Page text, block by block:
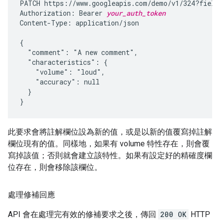
PATCH https://www.googleapis.com/demo/v1/
Authorization: Bearer your_auth_token
Content-Type: application/json
{
  "comment": "A new comment",
  "characteristics": {
    "volume": "loud",
    "accuracy": null
  }
}
此要求會將註解欄位設為新的值，或是以新的值覆寫掉註解
欄位現有的值。同樣地，如果有 volume 特性存在，則會覆
寫掉該值；否則就會建立該特性。如果有設定好的精確度欄
位存在，則會移除該欄位。
處理修補回應
API 會在處理完有效的修補要求之後，傳回 200 OK HTTP